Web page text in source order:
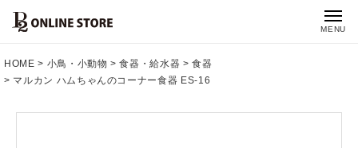
MENU
HOME 小鳥・小動物 食器・給水器
食器
マルカン ハムちゃんのコーナー食器 ES-16